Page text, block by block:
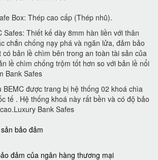
Box: Thép cao cấp (Thép nhũ).
Safes: Thiết kế dày 8mm hàn liền với thân
chắn chống nạy phá và ngăn lửa, đảm bảo
có bản lề chìm bên trong an toàn tài sản của
lề chìm chống trộm tốt hơn so với bản lề nổi
Bank Safes
BEMC được trang bị hệ thống 02 khoá chìa
tế . Hệ thống khoá này rất bền và có độ bảo
Bank Safes